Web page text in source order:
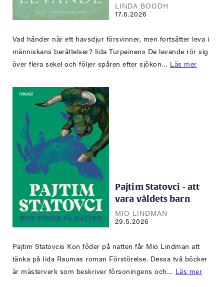
LINDA BOODH
17.6.2026
Vad händer när ett havsdjur försvinner, men fortsätter leva i
människans berättelser? Iida Turpeinens De levande rör sig
över flera sekel och följer spåren efter sjökon… Läs mer
Pajtim Statovci - att
vara våldets barn
MIO LINDMAN
29.5.2026
Pajtim Statovcis Kon föder på natten får Mio Lindman att
tänka på Iida Raumas roman Förstörelse. Dessa två böcker
är mästerverk som beskriver försoningens och… Läs mer